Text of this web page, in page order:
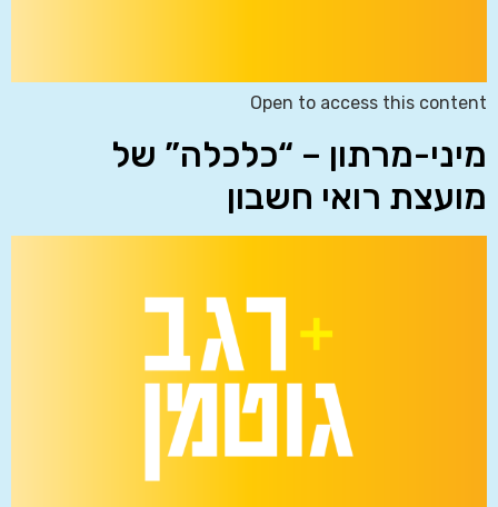
Open to access this content
מיני-מרתון – “כלכלה” של
מועצת רואי חשבון